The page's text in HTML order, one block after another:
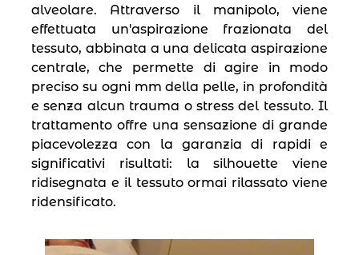
alveolare. Attraverso il manipolo, viene
effettuata un′aspirazione frazionata del
tessuto, abbinata a una delicata aspirazione
centrale, che permette di agire in modo
preciso su ogni mm della pelle, in profondità
e senza alcun trauma o stress del tessuto. Il
trattamento offre una sensazione di grande
piacevolezza con la garanzia di rapidi e
significativi risultati: la silhouette viene
ridisegnata e il tessuto ormai rilassato viene
ridensificato.